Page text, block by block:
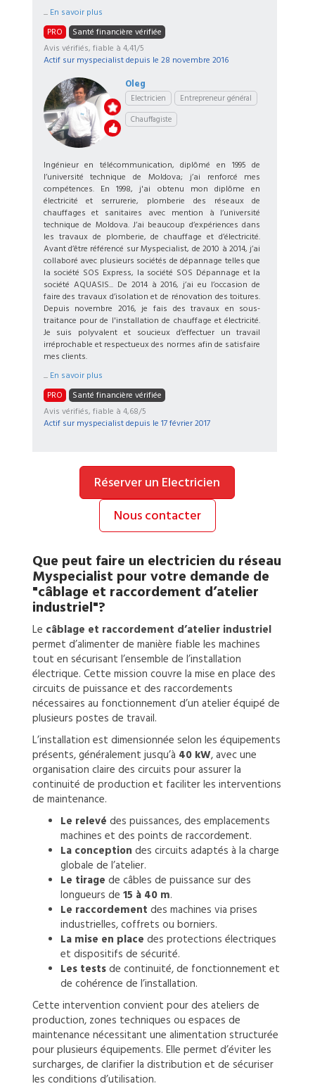
... En savoir plus
PRO
Santé financière vérifiée
Avis vérifiés, fiable à 4,41/5
Actif sur myspecialist depuis le 28 novembre 2016
Oleg
Electricien
Entrepreneur général
Chauffagiste
Ingénieur en télécommunication, diplômé en 1995 de
l’université technique de Moldova; j’ai renforcé mes
compétences. En 1998, j'ai obtenu mon diplôme en
électricité et serrurerie, plomberie des réseaux de
chauffages et sanitaires avec mention à l’université
technique de Moldova. J’ai beaucoup d’expériences dans
les travaux de plomberie, de chauffage et d’électricité.
Avant d’être référencé sur Myspecialist, de 2010 à 2014, j’ai
collaboré avec plusieurs sociétés de dépannage telles que
la société SOS Express, la société SOS Dépannage et la
société AQUASIS... De 2014 à 2016, j’ai eu l’occasion de
faire des travaux d’isolation et de rénovation des toitures.
Depuis novembre 2016, je fais des travaux en sous-
traitance pour de l'installation de chauffage et électricité.
Je suis polyvalent et soucieux d’effectuer un travail
irréprochable et respectueux des normes afin de satisfaire
mes clients.
... En savoir plus
PRO
Santé financière vérifiée
Avis vérifiés, fiable à 4,68/5
Actif sur myspecialist depuis le 17 février 2017
Réserver un Electricien
Nous contacter
Que peut faire un electricien du réseau
Myspecialist pour votre demande de
"câblage et raccordement d’atelier
industriel"?
Le câblage et raccordement d’atelier industriel
permet d’alimenter de manière fiable les machines
tout en sécurisant l’ensemble de l’installation
électrique. Cette mission couvre la mise en place des
circuits de puissance et des raccordements
nécessaires au fonctionnement d’un atelier équipé de
plusieurs postes de travail.
L’installation est dimensionnée selon les équipements
présents, généralement jusqu’à 40 kW, avec une
organisation claire des circuits pour assurer la
continuité de production et faciliter les interventions
de maintenance.
Le relevé des puissances, des emplacements
machines et des points de raccordement.
La conception des circuits adaptés à la charge
globale de l’atelier.
Le tirage de câbles de puissance sur des
longueurs de 15 à 40 m.
Le raccordement des machines via prises
industrielles, coffrets ou borniers.
La mise en place des protections électriques
et dispositifs de sécurité.
Les testsde continuité, de fonctionnement et
de cohérence de l’installation.
Cette intervention convient pour des ateliers de
production, zones techniques ou espaces de
maintenance nécessitant une alimentation structurée
pour plusieurs équipements. Elle permet d’éviter les
surcharges, de clarifier la distribution et de sécuriser
les conditions d’utilisation.